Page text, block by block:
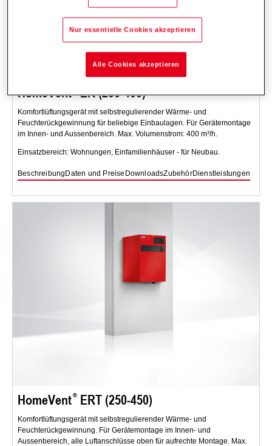
HomeVent ER (200-400)
Komfortlüftungsgerät mit selbstregulierender Wärme- und
Feuchterückgewinnung für beliebige Einbaulagen. Für Gerätemontage
im Innen- und Aussenbereich. Max. Volumenstrom: 400 m³/h.
Einsatzbereich: Wohnungen, Einfamilienhäuser - für Neubau.
Beschreibung Daten und Preise DownloadsZubehörDienstleistungen
HomeVent ERT (250-450)
Komfortlüftungsgerät mit selbstregulierender Wärme- und
Feuchterückgewinnung. Für Gerätemontage im Innen- und
Aussenbereich, alle Luftanschlüsse oben für aufrechte Montage. Max.
Nur essentielle Cookies akzeptieren
Alle Cookies akzeptieren